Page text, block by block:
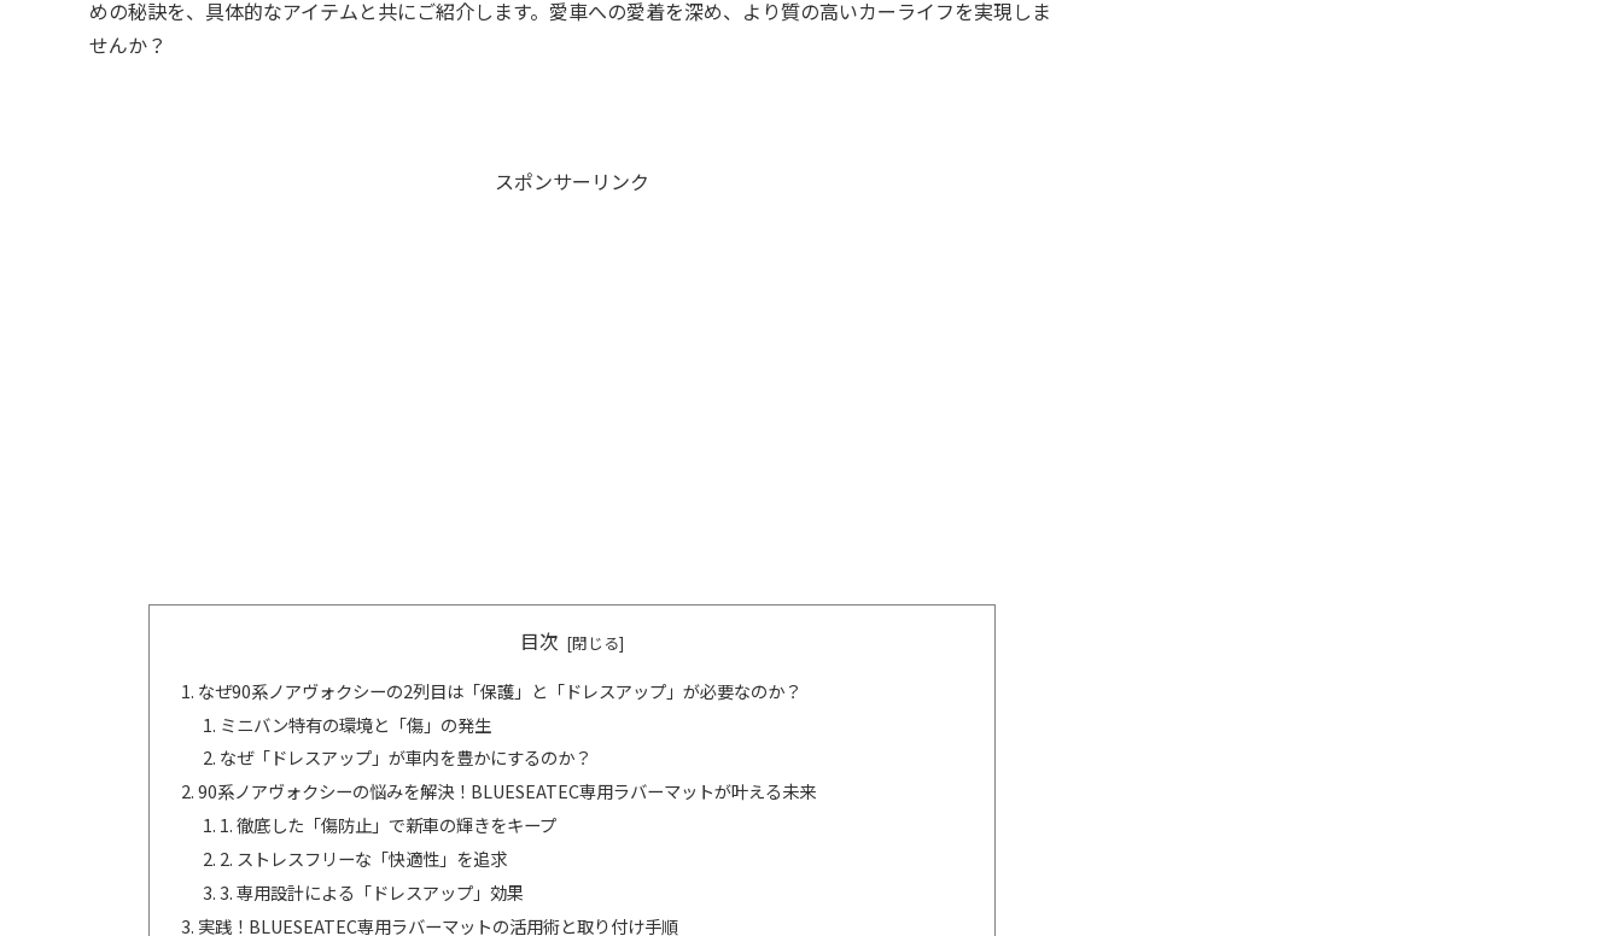
めの秘訣を、具体的なアイテムと共にご紹介します。愛車への愛着を深め、より質の高いカーライフを実現しま
せんか？
スポンサーリンク
目次
なぜ90系ノアヴォクシーの2列目は「保護」と「ドレスアップ」が必要なのか？
ミニバン特有の環境と「傷」の発生
なぜ「ドレスアップ」が車内を豊かにするのか？
90系ノアヴォクシーの悩みを解決！BLUESEATEC専用ラバーマットが叶える未来
1. 徹底した「傷防止」で新車の輝きをキープ
2. ストレスフリーな「快適性」を追求
3. 専用設計による「ドレスアップ」効果
実践！BLUESEATEC専用ラバーマットの活用術と取り付け手順